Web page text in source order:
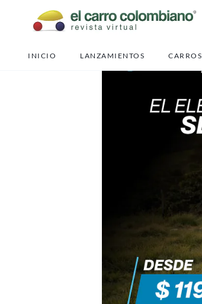
INICIO LANZAMIENTOS CARROS